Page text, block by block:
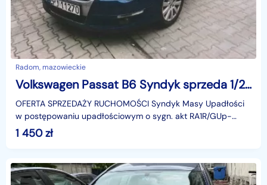
Radom, mazowieckie
Volkswagen Passat B6 Syndyk sprzeda 1/2 udziału
OFERTA SPRZEDAŻY RUCHOMOŚCI Syndyk Masy Upadłości
w postępowaniu upadłościowym o sygn. akt RA1R/GUp-
s/46/2026 informuje o sprzedaży z wolnej ręki wchodząc
1 450zł